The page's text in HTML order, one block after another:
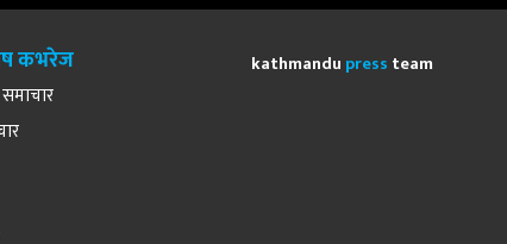
कभरेज kathmandu press team